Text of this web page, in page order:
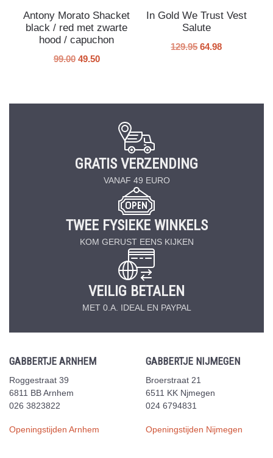
Antony Morato Shacket
black / red met zwarte
hood / capuchon
99.00 49.50
In Gold We Trust Vest
Salute
129.95 64.98
GRATIS VERZENDING
VANAF 49 EURO
TWEE FYSIEKE WINKELS
KOM GERUST EENS KIJKEN
VEILIG BETALEN
MET 0.A. IDEAL EN PAYPAL
GABBERTJE ARNHEM
Roggestraat 39
6811 BB Arnhem
026 3823822
Openingstijden Arnhem
GABBERTJE NIJMEGEN
Broerstraat 21
6511 KK Njmegen
024 6794831
Openingstijden Nijmegen